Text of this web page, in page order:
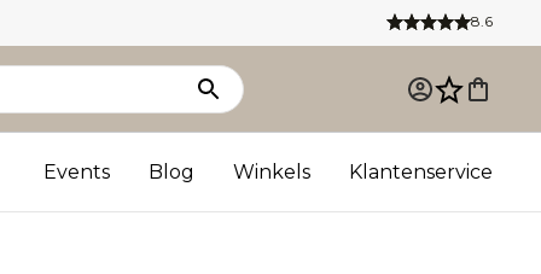
8.6
Events Blog Winkels Klantenservice